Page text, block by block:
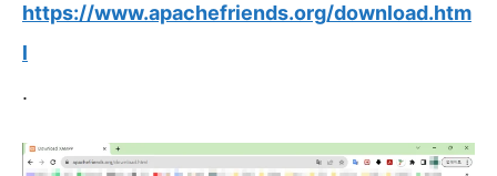
https://www.apachefriends.org/download.htm
l
.